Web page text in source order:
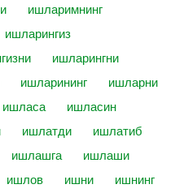
ишларимнинг
ишларингиз
ишларингни
ишларининг
ишларни
ишласа
ишласин
ишлатди
ишлатиб
ишлашга
ишлаши
ишлов ишни
ишнинг